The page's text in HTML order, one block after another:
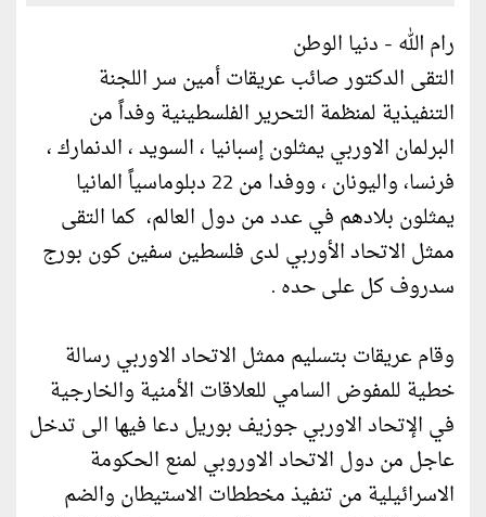
رام الله - دنيا الوطن
التقى الدكتور صائب عريقات أمين سر اللجنة
التنفيذية لمنظمة التحرير الفلسطينية وفداً من
البرلمان الاوربي يمثلون إسبانيا ، السويد ، الدنمارك ،
فرنسا، واليونان ، ووفدا من 22 دبلوماسياً المانيا
يمثلون بلادهم في عدد من دول العالم، كما التقى
ممثل الاتحاد الأوربي لدى فلسطين سفين كون بورج
سدروف كل على حده .
وقام عريقات بتسليم ممثل الاتحاد الاوربي رسالة
خطية للمفوض السامي للعلاقات الأمنية والخارجية
في الإتحاد الاوربي جوزيف بوريل دعا فيها الى تدخل
عاجل من دول الاتحاد الاوروبي لمنع الحكومة
الاسرائيلية من تنفيذ مخططات الاستيطان والضم